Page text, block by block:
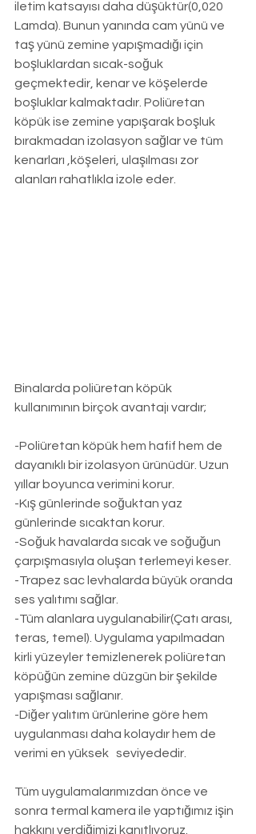
iletim katsayısı daha düşüktür(0,020
Lamda). Bunun yanında cam yünü ve
taş yünü zemine yapışmadığı için
boşluklardan sıcak-soğuk
geçmektedir, kenar ve köşelerde
boşluklar kalmaktadır. Poliüretan
köpük ise zemine yapışarak boşluk
bırakmadan izolasyon sağlar ve tüm
kenarları ,köşeleri, ulaşılması zor
alanları rahatlıkla izole eder.
Binalarda poliüretan köpük
kullanımının birçok avantajı vardır;
-Poliüretan köpük hem hafif hem de
dayanıklı bir izolasyon ürünüdür. Uzun
yıllar boyunca verimini korur.
-Kış günlerinde soğuktan yaz
günlerinde sıcaktan korur.
-Soğuk havalarda sıcak ve soğuğun
çarpışmasıyla oluşan terlemeyi keser.
-Trapez sac levhalarda büyük oranda
ses yalıtımı sağlar.
-Tüm alanlara uygulanabilir(Çatı arası,
teras, temel). Uygulama yapılmadan
kirli yüzeyler temizlenerek poliüretan
köpüğün zemine düzgün bir şekilde
yapışması sağlanır.
-Diğer yalıtım ürünlerine göre hem
uygulanması daha kolaydır hem de
verimi en yüksek   seviyededir.
Tüm uygulamalarımızdan önce ve
sonra termal kamera ile yaptığımız işin
hakkını verdiğimizi kanıtlıyoruz.